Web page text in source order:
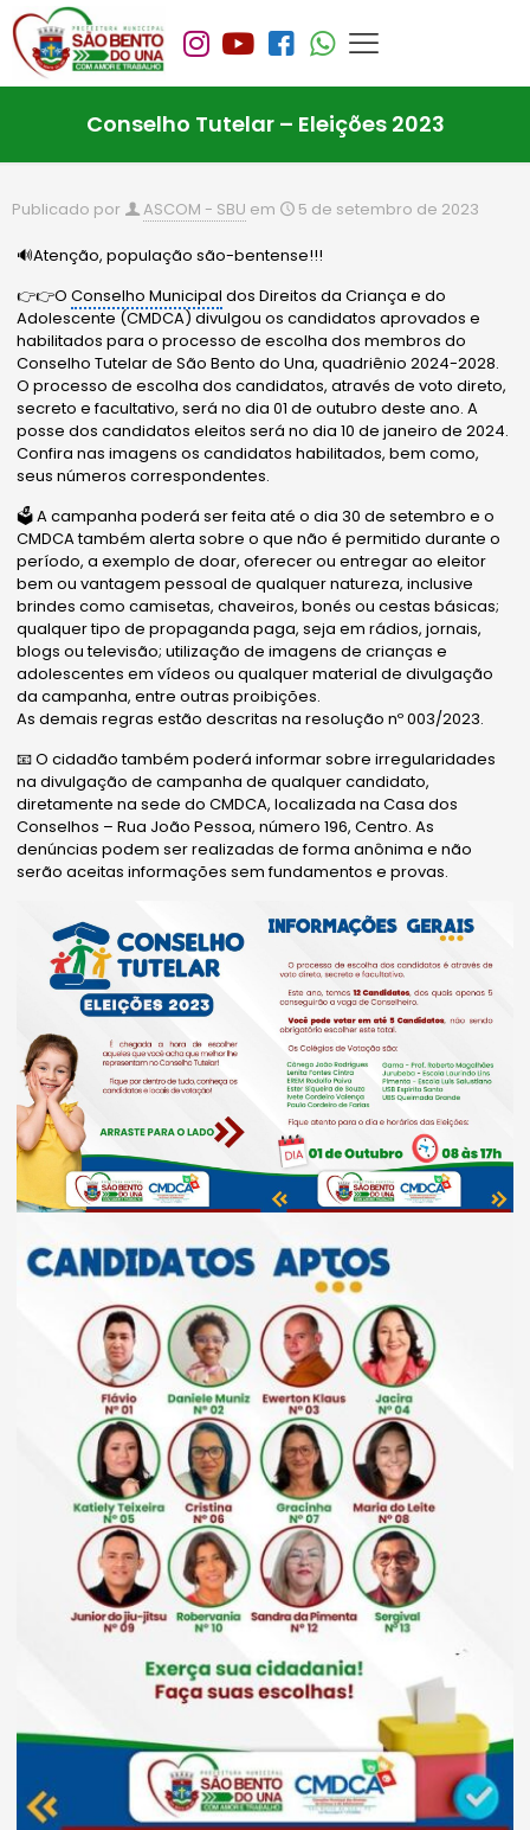
Conselho Tutelar – Eleições 2023
Publicado por ASCOM - SBU em 5 de setembro de 2023
🔊Atenção, população são-bentense!!!
👉👉OConselho Municipal dos Direitos da Criança e do
Adolescente (CMDCA) divulgou os candidatos aprovados e
habilitados para o processo de escolha dos membros do
Conselho Tutelar de São Bento do Una, quadriênio 2024-2028.
O processo de escolha dos candidatos, através de voto direto,
secreto e facultativo, será no dia 01 de outubro deste ano. A
posse dos candidatos eleitos será no dia 10 de janeiro de 2024.
Confira nas imagens os candidatos habilitados, bem como,
seus números correspondentes.
🗳️ A campanha poderá ser feita até o dia 30 de setembro e o
CMDCA também alerta sobre o que não é permitido durante o
período, a exemplo de doar, oferecer ou entregar ao eleitor
bem ou vantagem pessoal de qualquer natureza, inclusive
brindes como camisetas, chaveiros, bonés ou cestas básicas;
qualquer tipo de propaganda paga, seja em rádios, jornais,
blogs ou televisão; utilização de imagens de crianças e
adolescentes em vídeos ou qualquer material de divulgação
da campanha, entre outras proibições.
As demais regras estão descritas na resolução nº 003/2023.
📧 O cidadão também poderá informar sobre irregularidades
na divulgação de campanha de qualquer candidato,
diretamente na sede do CMDCA, localizada na Casa dos
Conselhos – Rua João Pessoa, número 196, Centro. As
denúncias podem ser realizadas de forma anônima e não
serão aceitas informações sem fundamentos e provas.